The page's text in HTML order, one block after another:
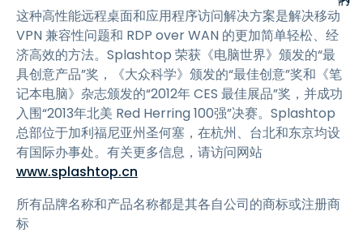
这种高性能远程桌面和应用程序访问解决方案是解决移动
VPN 兼容性问题和 RDP over WAN 的更加简单轻松、经
济高效的方法。Splashtop 荣获《电脑世界》颁发的“最
具创意产品”奖，《大众科学》颁发的“最佳创意”奖和《笔
记本电脑》杂志颁发的“2012年 CES 最佳展品”奖，并成功
入围“2013年北美 Red Herring 100强”决赛。Splashtop
总部位于加利福尼亚州圣何塞，在杭州、台北和东京均设
有国际办事处。有关更多信息，请访问网站
www.splashtop.cn
所有品牌名称和产品名称都是其各自公司的商标或注册商
标